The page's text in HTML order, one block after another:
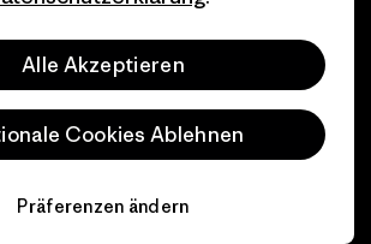
Alle Akzeptieren
Cookies Ablehnen
Präferenzen ändern